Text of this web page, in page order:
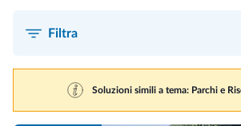
Filtra
Soluzioni simili a tema: Parchi e